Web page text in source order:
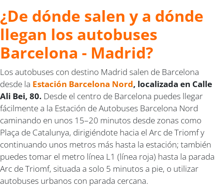
¿De dónde salen y a dónde
llegan los autobuses
Barcelona - Madrid?
Los autobuses con destino Madrid salen de Barcelona
desde la Estación Barcelona Nord, localizada en Calle
Ali Bei, 80. Desde el centro de Barcelona puedes llegar
fácilmente a la Estación de Autobuses Barcelona Nord
caminando en unos 15–20 minutos desde zonas como
Plaça de Catalunya, dirigiéndote hacia el Arc de Triomf y
continuando unos metros más hasta la estación; también
puedes tomar el metro línea L1 (línea roja) hasta la parada
Arc de Triomf, situada a solo 5 minutos a pie, o utilizar
autobuses urbanos con parada cercana.